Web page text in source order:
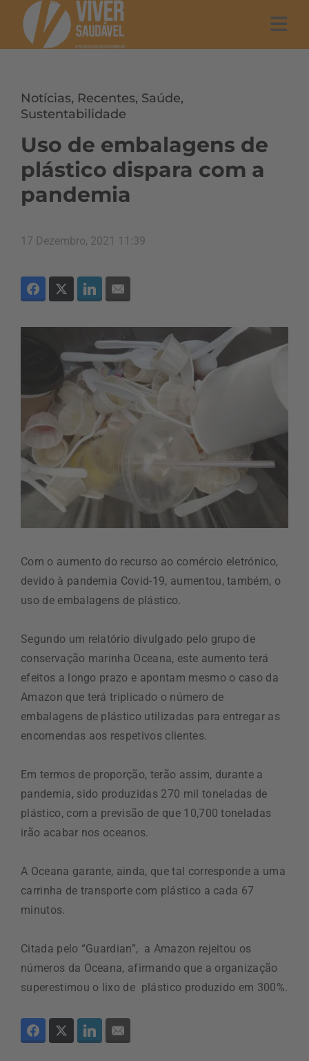
Notícias, Recentes, Saúde,
Sustentabilidade
Uso de embalagens de
plástico dispara com a
pandemia
17 Dezembro, 2021 11:39
Com o aumento do recurso ao comércio eletrónico,
devido à pandemia Covid-19, aumentou, também, o
uso de embalagens de plástico.
Segundo um relatório divulgado pelo grupo de
conservação marinha Oceana, este aumento terá
efeitos a longo prazo e apontam mesmo o caso da
Amazon que terá triplicado o número de
embalagens de plástico utilizadas para entregar as
encomendas aos respetivos clientes.
Em termos de proporção, terão assim, durante a
pandemia, sido produzidas 270 mil toneladas de
plástico, com a previsão de que 10,700 toneladas
irão acabar nos oceanos.
A Oceana garante, ainda, que tal corresponde a uma
carrinha de transporte com plástico a cada 67
minutos.
Citada pelo “Guardian”, a Amazon rejeitou os
números da Oceana, afirmando que a organização
superestimou o lixo de plástico produzido em 300%.